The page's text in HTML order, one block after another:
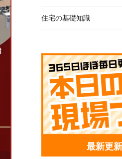
住宅の基礎知識
最新更